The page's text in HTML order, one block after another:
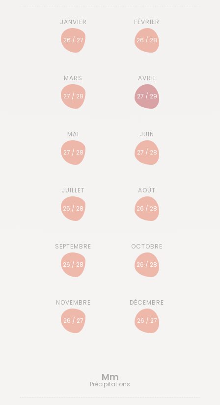
26 / 27 26 / 28
27 / 28 27 / 29
27 / 28 27 / 28
26 / 28 26 / 28
26 / 28 26 / 28
26 / 27 26 / 27
Mm
Précipitations